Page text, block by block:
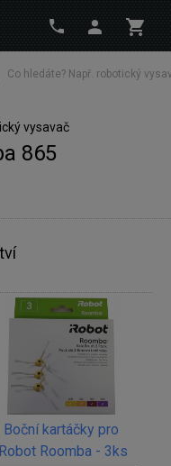
vysavač
865
Boční kartáčky pro
Roomba - 3ks